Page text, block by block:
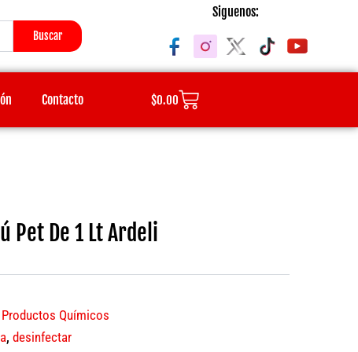
Buscar
Siguenos:
Contacto $0.00Cart
Pet De 1 Lt Ardeli
Productos Químicos
, desinfectar